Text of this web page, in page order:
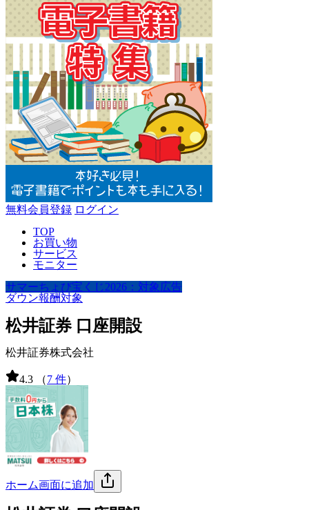
無料会員登録 ログイン
TOP
お買い物
サービス
モニター
サマーちょび宝くじ2026：対象広告
ダウン報酬対象
松井証券 口座開設
松井証券株式会社
4.3 （7 件）
ホーム画面に追加